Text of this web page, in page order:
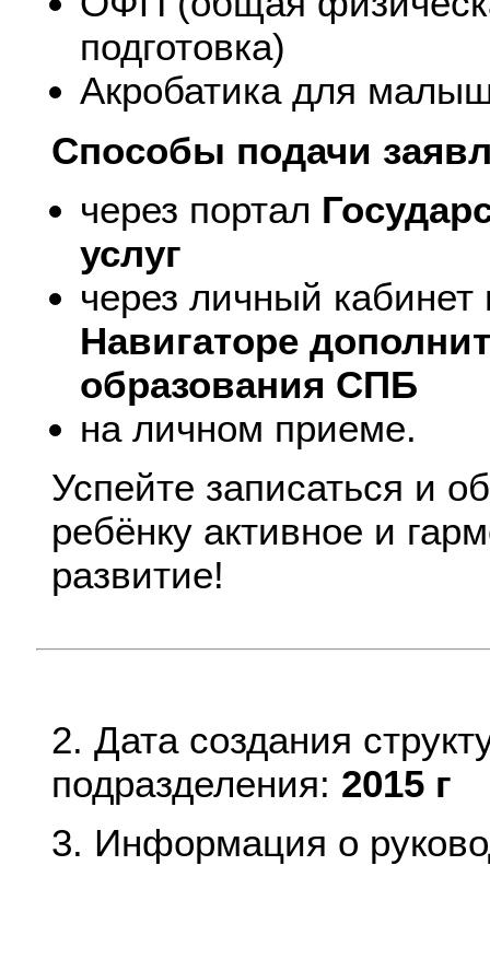
подготовка)
Акробатика для
Способы подачи
через портал
услуг
через личный кабинет
Навигаторе
образования СПБ
на личном приеме.
Успейте записаться и
ребёнку активное и
развитие!
2. Дата создания
подразделения: 2015 г
3. Информация о